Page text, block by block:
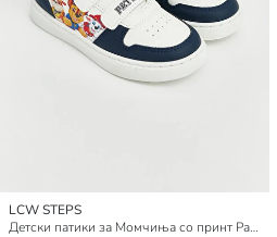
LCW STEPS
Детски патики за Момчиња со принт Paw Patrol